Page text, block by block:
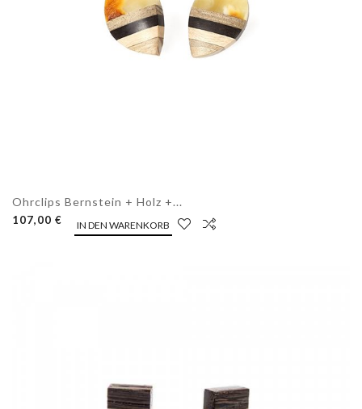
Ohrclips Bernstein + Holz +...
107,00 € IN DEN WARENKORB